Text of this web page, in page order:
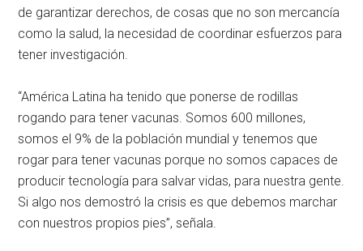
de garantizar derechos, de cosas que no son mercancía
como la salud, la necesidad de coordinar esfuerzos para
tener investigación.
“América Latina ha tenido que ponerse de rodillas
rogando para tener vacunas. Somos 600 millones,
somos el 9% de la población mundial y tenemos que
rogar para tener vacunas porque no somos capaces de
producir tecnología para salvar vidas, para nuestra gente.
Si algo nos demostró la crisis es que debemos marchar
con nuestros propios pies”, señala.